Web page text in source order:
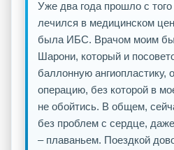
Уже два года прошло с того
лечился в медицинском
была ИБС. Врачом моим
Шарони, который и
баллонную ангиопластику,
операцию, без которой в
не обойтись. В общем,
без проблем с сердце,
– плаваньем. Поездкой